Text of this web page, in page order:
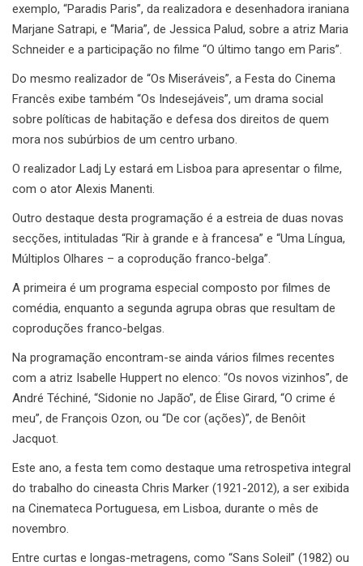
exemplo, “Paradis Paris”, da realizadora e desenhadora iraniana
Marjane Satrapi, e “Maria”, de Jessica Palud, sobre a atriz Maria
Schneider e a participação no filme “O último tango em Paris”.
Do mesmo realizador de “Os Miseráveis”, a Festa do Cinema
Francês exibe também “Os Indesejáveis”, um drama social
sobre políticas de habitação e defesa dos direitos de quem
mora nos subúrbios de um centro urbano.
O realizador Ladj Ly estará em Lisboa para apresentar o filme,
com o ator Alexis Manenti.
Outro destaque desta programação é a estreia de duas novas
secções, intituladas “Rir à grande e à francesa” e “Uma Língua,
Múltiplos Olhares – a coprodução franco-belga”.
A primeira é um programa especial composto por filmes de
comédia, enquanto a segunda agrupa obras que resultam de
coproduções franco-belgas.
Na programação encontram-se ainda vários filmes recentes
com a atriz Isabelle Huppert no elenco: “Os novos vizinhos”, de
André Téchiné, “Sidonie no Japão”, de Élise Girard, “O crime é
meu”, de François Ozon, ou “De cor (ações)”, de Benôit
Jacquot.
Este ano, a festa tem como destaque uma retrospetiva integral
do trabalho do cineasta Chris Marker (1921-2012), a ser exibida
na Cinemateca Portuguesa, em Lisboa, durante o mês de
novembro.
Entre curtas e longas-metragens, como “Sans Soleil” (1982) ou